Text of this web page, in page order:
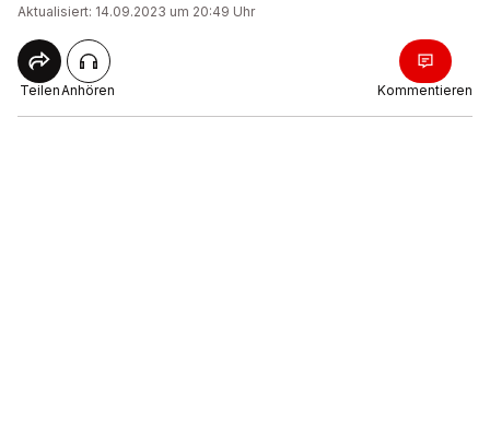
Aktualisiert: 14.09.2023 um 20:49 Uhr
TeilenAnhören Kommentieren